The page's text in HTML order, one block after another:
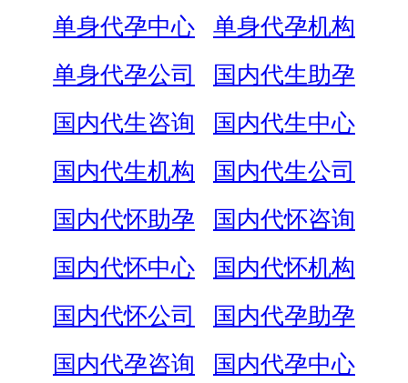
单身代孕中心
单身代孕机构
单身代孕公司
国内代生助孕
国内代生咨询
国内代生中心
国内代生机构
国内代生公司
国内代怀助孕
国内代怀咨询
国内代怀中心
国内代怀机构
国内代怀公司
国内代孕助孕
国内代孕咨询
国内代孕中心